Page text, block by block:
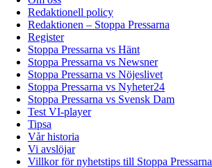
Redaktionell policy
Redaktionen – Stoppa Pressarna
Register
Stoppa Pressarna vs Hänt
Stoppa Pressarna vs Newsner
Stoppa Pressarna vs Nöjeslivet
Stoppa Pressarna vs Nyheter24
Stoppa Pressarna vs Svensk Dam
Test VI-player
Tipsa
Vår historia
Vi avslöjar
Villkor för nyhetstips till Stoppa Pressarna